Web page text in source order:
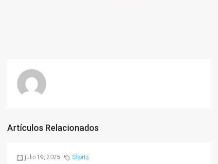
Artículos Relacionados
julio 19, 2025 Shorts